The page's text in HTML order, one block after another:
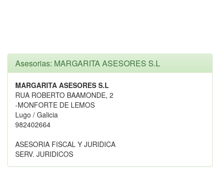
Asesorias: MARGARITA ASESORES S.L
MARGARITA ASESORES S.L
RUA ROBERTO BAAMONDE, 2
-MONFORTE DE LEMOS
Lugo / Galicia
982402664
ASESORIA FISCAL Y JURIDICA
SERV. JURIDICOS